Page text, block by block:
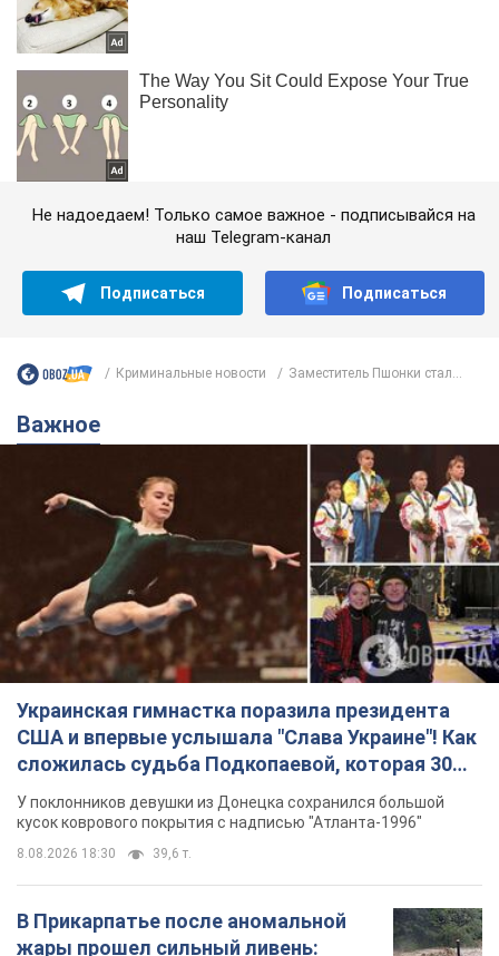
Не надоедаем! Только самое важное - подписывайся на
наш Telegram-канал
Подписаться Подписаться
Криминальные новости Заместитель Пшонки стал...
Важное
Украинская гимнастка поразила президента
США и впервые услышала "Слава Украине"! Как
сложилась судьба Подкопаевой, которая 30
лет назад завоевала "золото" Олимпиады
У поклонников девушки из Донецка сохранился большой
кусок коврового покрытия с надписью "Атланта-1996"
8.08.2026 18:30 39,6 т.
В Прикарпатье после аномальной
жары прошел сильный ливень: